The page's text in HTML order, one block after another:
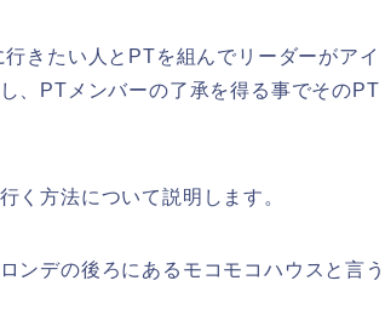
きたい人とPTを組んでリーダーがアイ
、PTメンバーの了承を得る事でそのPT
く方法について説明します。
ンデの後ろにあるモコモコハウスと言う